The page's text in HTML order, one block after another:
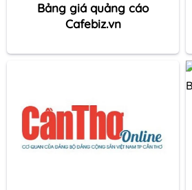
Bảng giá quảng cáo
Cafebiz.vn